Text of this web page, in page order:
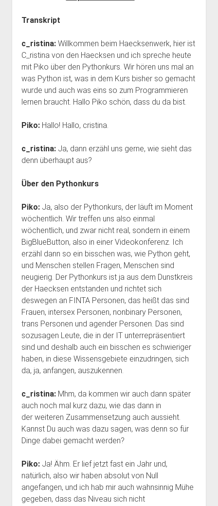
Transkript
c_ristina:Willkommen beim Haecksenwerk, hier ist
C_ristina von den Haecksen und ich spreche heute
mit Piko über den Pythonkurs. Wir hören uns mal an
was Python ist, was in dem Kurs bisher so gemacht
wurde und auch was eins so zum Programmieren
lernen braucht. Hallo Piko schön, dass du da bist.
Piko:Hallo! Hallo, cristina.
c_ristina:Ja, dann erzähl uns gerne, wie sieht das
denn überhaupt aus?
Über den Pythonkurs
Piko:Ja, also der Pythonkurs, der läuft im Moment
wöchentlich. Wir treffen uns also einmal
wöchentlich, und zwar nicht real, sondern in einem
BigBlueButton, also in einer Videokonferenz. Ich
erzähl dann so ein bisschen was, wie Python geht,
und Menschen stellen Fragen, Menschen sind
neugierig. Der Pythonkurs ist ja aus dem Dunstkreis
der Haecksen entstanden und richtet sich
deswegen an FINTA Personen, das heißt das sind
Frauen, intersex Personen, nonbinary Personen,
trans Personen und agender Personen. Das sind
sozusagen Leute, die in der IT unterrepräsentiert
sind und deshalb auch ein bisschen es schwieriger
haben, in diese Wissensgebiete einzudringen, sich
da, ja, anfangen, auszukennen.
c_ristina:Mhm, da kommen wir auch dann später
auch noch mal kurz dazu, wie das dann in
der weiteren Zusammensetzung auch aussieht.
Kannst Du auch was dazu sagen, was denn so für
Dinge dabei gemacht werden?
Piko:Ja! Ähm. Er lief jetzt fast ein Jahr und,
natürlich, also wir haben absolut von Null
angefangen, und ich hab mir auch wahnsinnig Mühe
gegeben, dass das Niveau sich nicht